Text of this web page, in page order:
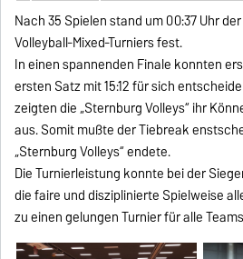
Nach 35 Spielen stand um 00:37 Uhr
Volleyball‐Mixed‐Turniers fest.
In einen spannenden Finale konnten
ersten Satz mit 15:12 für sich
zeigten die „Sternburg Volleys“ ihr
aus. Somit mußte der Tiebreak
„Sternburg Volleys“ endete.
Die Turnierleistung konnte bei der
die faire und disziplinierte Spielweise
zu einen gelungen Turnier für alle